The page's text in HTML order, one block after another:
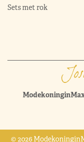
Sets met rok
© 2026